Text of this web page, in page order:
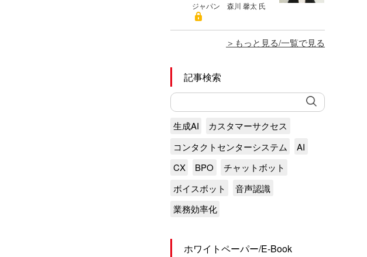
ジャパン 森川 馨太 氏
もっと見る/一覧で見る
記事検索
生成AI
カスタマーサクセス
コンタクトセンターシステム
AI
CX
BPO
チャットボット
ボイスボット
音声認識
業務効率化
ホワイトペーパー/E-Book